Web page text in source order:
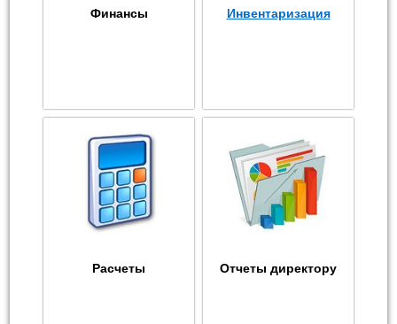
Финансы Инвентаризация
Расчеты Отчеты директору